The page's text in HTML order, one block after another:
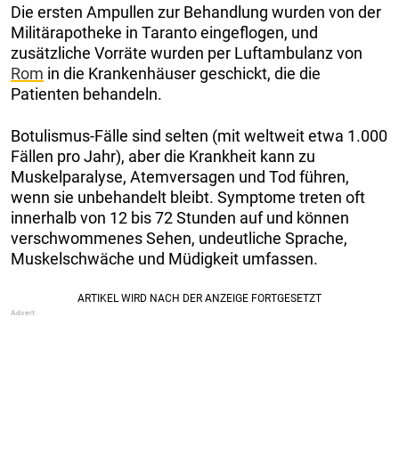
Die ersten Ampullen zur Behandlung wurden von der
Militärapotheke in Taranto eingeflogen, und
zusätzliche Vorräte wurden per Luftambulanz von
Rom in die Krankenhäuser geschickt, die die
Patienten behandeln.
Botulismus-Fälle sind selten (mit weltweit etwa 1.000
Fällen pro Jahr), aber die Krankheit kann zu
Muskelparalyse, Atemversagen und Tod führen,
wenn sie unbehandelt bleibt. Symptome treten oft
innerhalb von 12 bis 72 Stunden auf und können
verschwommenes Sehen, undeutliche Sprache,
Muskelschwäche und Müdigkeit umfassen.